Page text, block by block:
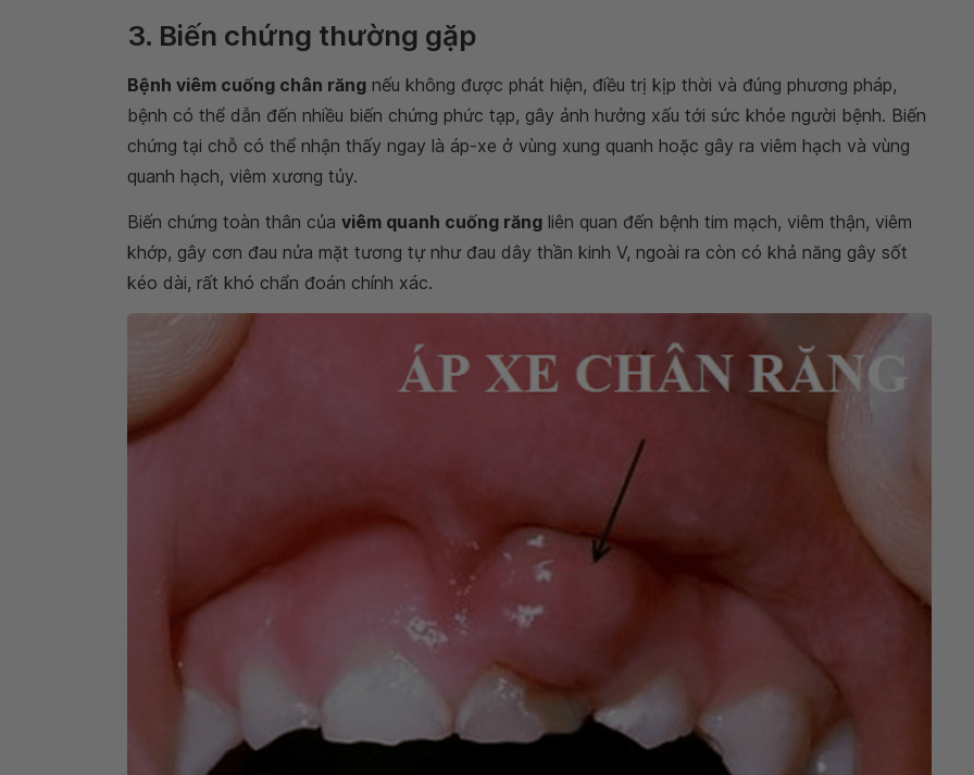
3. Biến chứng thường gặp
Bệnh viêm cuống chân răng nếu không được phát hiện, điều trị kịp thời và đúng phương pháp,
bệnh có thể dẫn đến nhiều biến chứng phức tạp, gây ảnh hưởng xấu tới sức khỏe người bệnh. Biến
chứng tại chỗ có thể nhận thấy ngay là áp-xe ở vùng xung quanh hoặc gây ra viêm hạch và vùng
quanh hạch, viêm xương tủy.
Biến chứng toàn thân của viêm quanh cuống răng liên quan đến bệnh tim mạch, viêm thận, viêm
khớp, gây cơn đau nửa mặt tương tự như đau dây thần kinh V, ngoài ra còn có khả năng gây sốt
kéo dài, rất khó chẩn đoán chính xác.